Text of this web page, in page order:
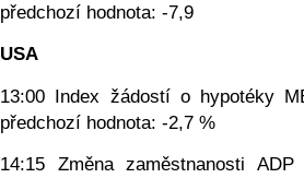
předchozí hodnota: -7,9
USA
13:00 Index žádostí o hypotéky
předchozí hodnota: -2,7 %
14:15 Změna zaměstnanosti